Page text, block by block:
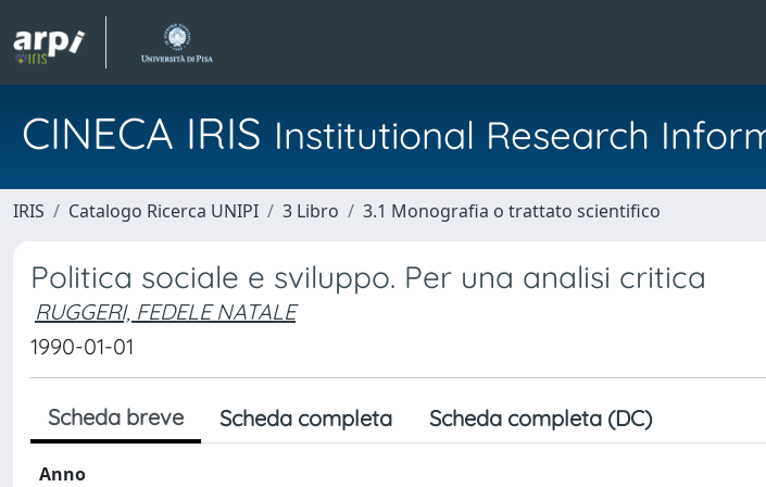
CINECA IRIS Institutional Research
IRIS Catalogo Ricerca UNIPI 3 Libro 3.1 Monografia o trattato scientifico
Politica sociale e sviluppo. Per una analisi critica
RUGGERI, FEDELE NATALE
1990-01-01
Scheda breve Scheda completa Scheda completa (DC)
Anno